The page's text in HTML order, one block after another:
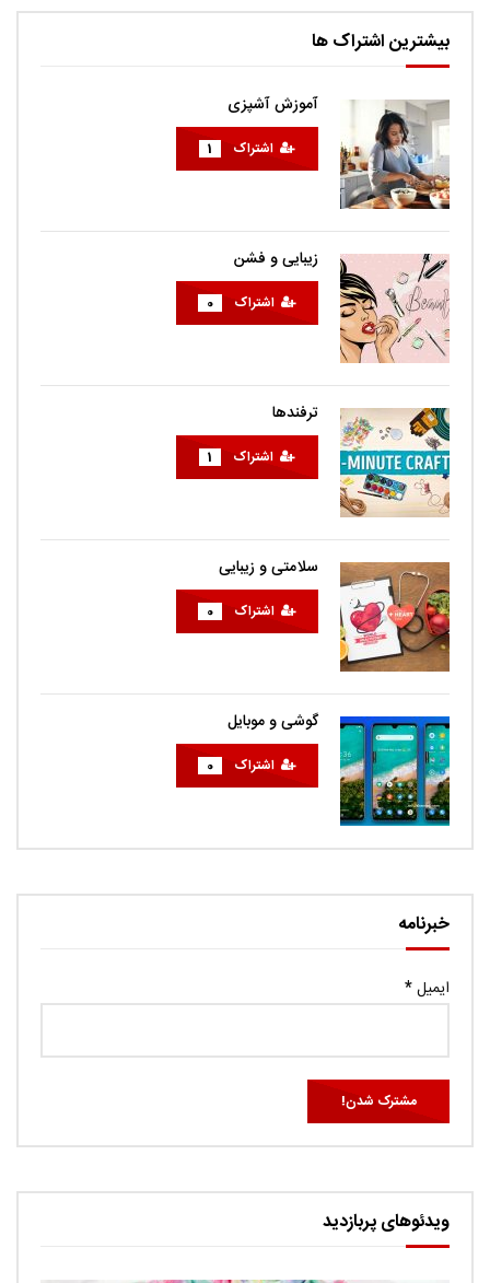
بیشترین اشتراک ها
آموزش آشپزی
اشتراک 1
زیبایی و فشن
اشتراک 0
ترفندها
اشتراک 1
سلامتی و زیبایی
اشتراک 0
گوشی و موبایل
اشتراک 0
خبرنامه
ایمیل*
ویدئوهای پربازدید